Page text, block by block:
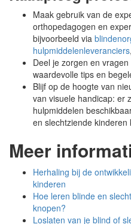
Maak gebruik van de
orthopedagogen en
bijvoorbeeld via
hulpmiddelenleveranciers
Deel je zorgen en
waardevolle tips en
Blijf op de hoogte van
van visuele handicap: er
hulpmiddelen
en slechtziende
Meer
Herhaling bij de
kinderen
Hoe leren blinde en
knopen?
Loslaten van je blind of